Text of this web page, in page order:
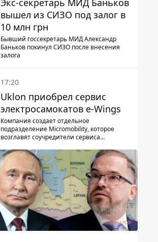
вышел из СИЗО под залог в
10 млн грн
Бывший госсекретарь МИД Александр
Баньков покинул СИЗО после внесения
залога
17:20
Uklon приобрел сервис
электросамокатов e-Wings
Компания создает отдельное
подразделение Micromobility, которое
возглавят соучредители сервиса